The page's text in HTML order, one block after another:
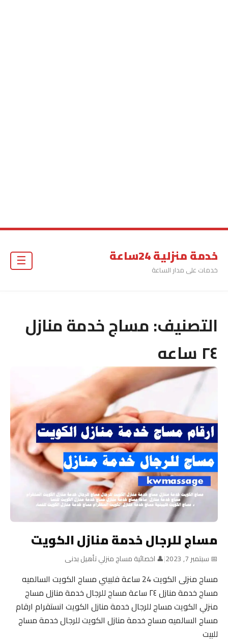
خدمة منزلية 24ساعة
خدمات على مدار الساعة
☰
التصنيف:مساج خدمة منازل
٢٤ ساعه
مساج للرجال خدمة منازل الكويت
📅 سبتمبر 7, 2023 |👤 اخصائية مساج منزلي تأهيل بدنى
مساج منزلى الكويت 24 ساعة فلبيني مساج الكويت السالميه
مساج خدمة منازل ٢٤ ساعة مساج للرجال خدمة منازل مساج
منزلي الكويت مساج للرجال خدمة منازل الكويت انستقرام ارقام
مساج السالميه مساج خدمة منازل الكويت للرجال خدمة مساج
للبيت